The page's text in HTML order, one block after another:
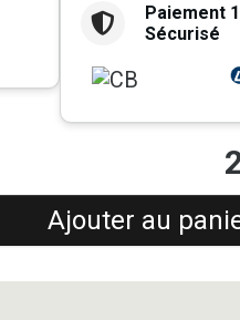
Paiement
Sécurisé
Ajouter au